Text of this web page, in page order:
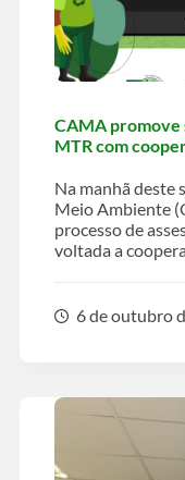
CAMA promove
MTR com
Na manhã deste
Meio Ambiente
processo de
voltada a
6 de outubro